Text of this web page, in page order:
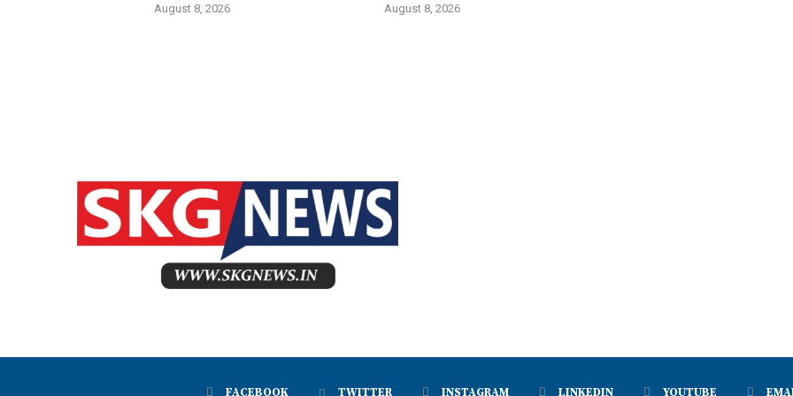
August 8, 2026 August 8, 2026
FACEBOOK TWITTER INSTAGRAM LINKEDIN YOUTUBE